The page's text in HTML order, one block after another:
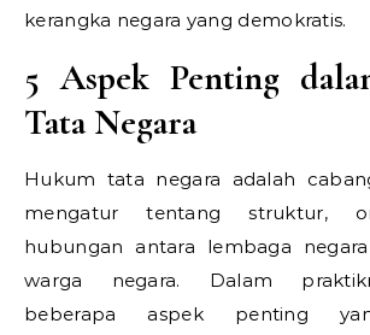
kerangka negara yang demokratis.
5 Aspek Penting
Tata Negara
Hukum tata negara adalah
mengatur tentang struktur,
hubungan antara lembaga
warga negara. Dalam
beberapa aspek penting